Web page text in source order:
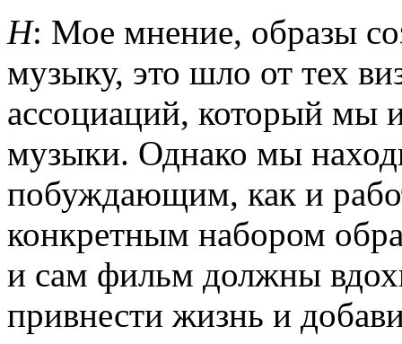
Н: Мое мнение, образы
музыку, это шло от тех
ассоциаций, который мы
музыки. Однако мы
побуждающим, как и
конкретным набором
и сам фильм должны
привнести жизнь и